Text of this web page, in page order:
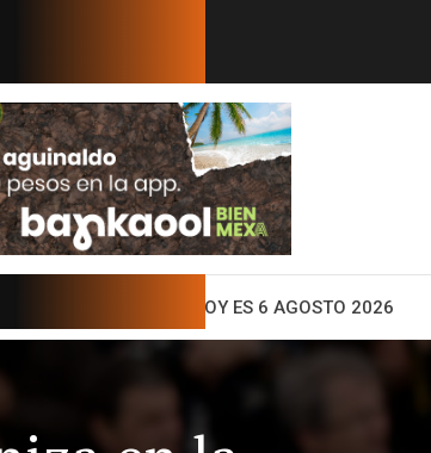
al CJNG y al gobi... El mensaje de
HOY ES 6 AGOSTO 2026